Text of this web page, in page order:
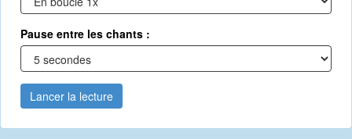
Pause entre les chants :
Lancer la lecture